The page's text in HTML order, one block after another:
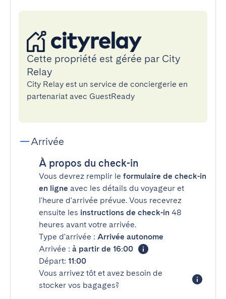
Cette propriété est gérée par City
Relay
City Relay est un service de conciergerie en
partenariat avec GuestReady
Arrivée
À propos du check-in
Vous devrez remplir le formulaire de check-in
en ligne avec les détails du voyageur et
l'heure d'arrivée prévue. Vous recevrez
ensuite les instructions de check-in 48
heures avant votre arrivée.
Type d'arrivée : Arrivée autonome
Arrivée : à partir de 16:00
Départ: 11:00
Vous arrivez tôt et avez besoin de
stocker vos bagages?